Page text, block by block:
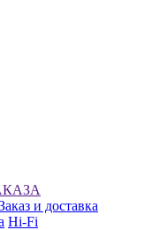
и доставка
Hi-Fi